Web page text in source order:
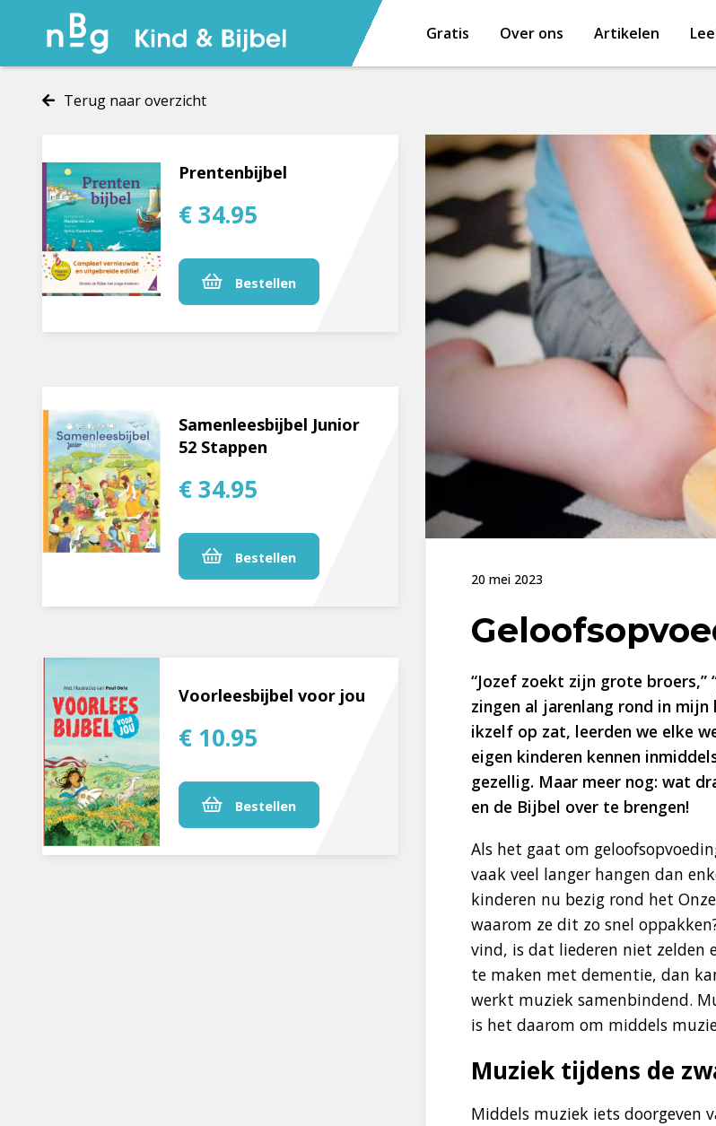
Gratis Over ons Artikelen
Terug naar overzicht
Prentenbijbel
€ 34.95
Bestellen
Samenleesbijbel Junior
52 Stappen
€ 34.95
Bestellen
Voorleesbijbel voor jou
€ 10.95
Bestellen
20 mei 2023
“Jozef zoekt zijn grote broers,”
zingen al jarenlang rond in
ikzelf op zat, leerden we elke
eigen kinderen kennen
gezellig. Maar meer nog: wat
en de Bijbel over te brengen!
Als het gaat om
vaak veel langer hangen dan
kinderen nu bezig rond het
waarom ze dit zo snel
vind, is dat liederen niet zelden
te maken met dementie, dan
werkt muziek samenbindend.
is het daarom om middels
Muziek tijdens de
Middels muziek iets doorgeven